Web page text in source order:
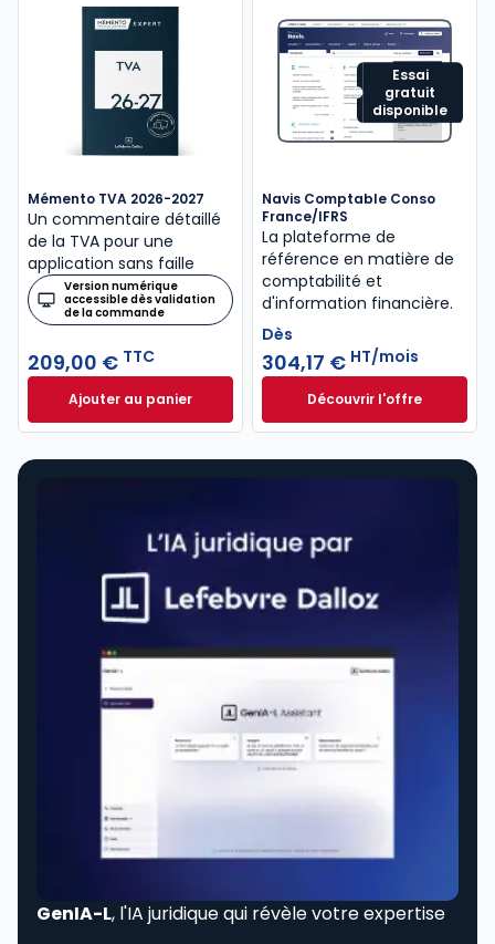
Mémento TVA 2026-2027
Un commentaire détaillé
de la TVA pour une
application sans faille
Version numérique
accessible dès validation
de la commande
209,00 € TTC
Ajouter au panierMémento TVA 2026-2027 à 209,00 € TTC
Essai
gratuit
disponible
Navis Comptable Conso
France/IFRS
La plateforme de
référence en matière de
comptabilité et
d'information financière.
Dès
304,17 € HT/mois
Découvrir l'offreNavis Comptable
Dès
GenIA-L, l'IA juridique qui révèle votre expertise